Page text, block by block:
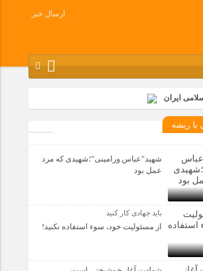
ارسال خبر
ایران
در شرکت پارس خودرو برگزار شد
با ريشه
شهید”عباس ورامینی”؛شهیدی که مرد
عمل بود
باید جهادی کار کنید
از مسئولیت خود، سوء استفاده نکنید!